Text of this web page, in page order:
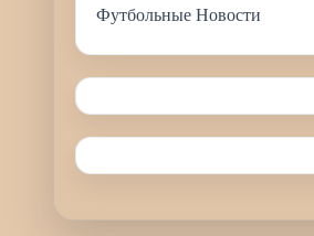
Футбольные Новости